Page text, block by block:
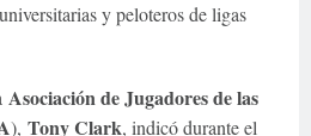
y peloteros de ligas
Asociación de Jugadores de las
), Tony Clark, indicó durante el